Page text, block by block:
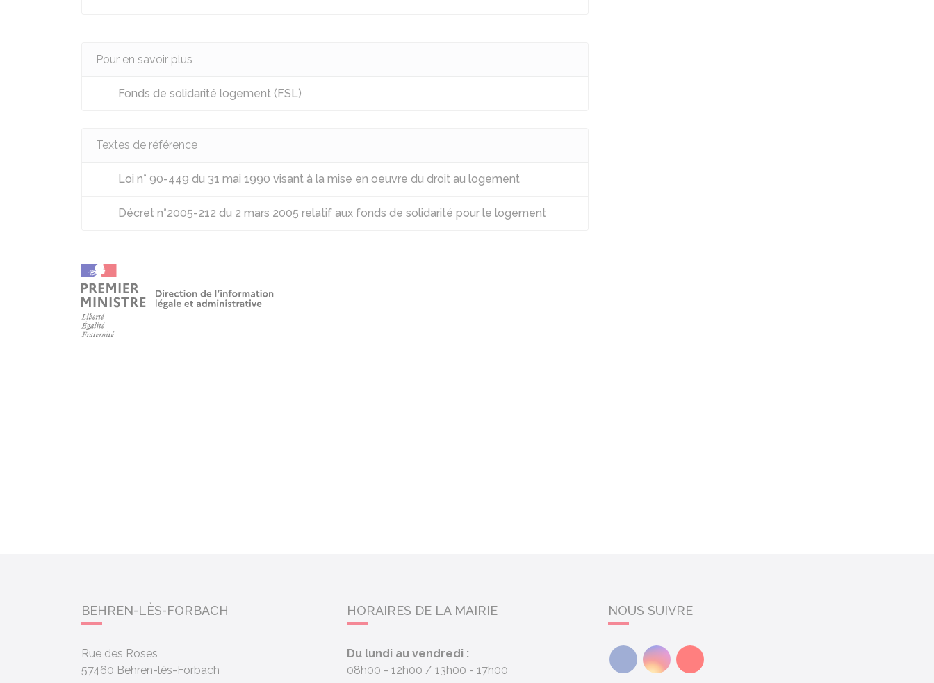
Pour en savoir plus
Fonds de solidarité logement (FSL)
Textes de référence
Loi n° 90-449 du 31 mai 1990 visant à la mise en oeuvre du droit au logement
Décret n°2005-212 du 2 mars 2005 relatif aux fonds de solidarité pour le logement
BEHREN-LÈS-FORBACH
Rue des Roses
57460 Behren-lès-Forbach
HORAIRES DE LA MAIRIE
Du lundi au vendredi :
08h00 - 12h00
13h00 - 17h00
NOUS SUIVRE
FacebookInstagramYoutube